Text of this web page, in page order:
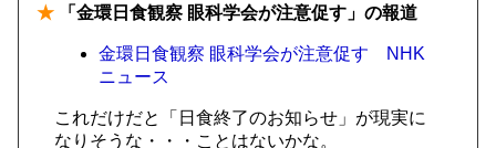
★ 「金環日食観察 眼科学会が注意促す」の報道
金環日食観察 眼科学会が注意促す NHK
ニュース
これだけだと「日食終了のお知らせ」が現実に
なりそうな・・・ことはないかな。